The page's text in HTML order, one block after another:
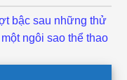
bậc sau những thử
ngôi sao thể thao